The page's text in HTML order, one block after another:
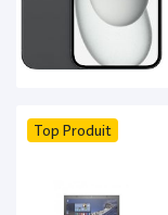
Top Produit